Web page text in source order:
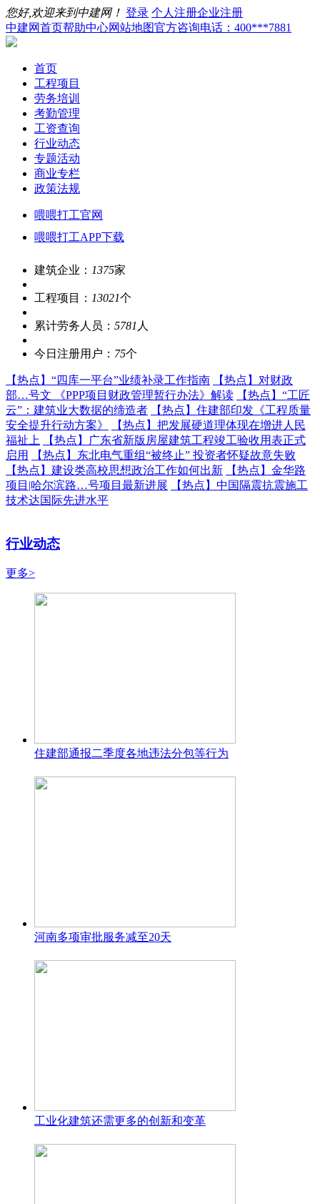
您好,欢迎来到中建网！ 登录 个人注册企业注册
中建网首页帮助中心网站地图官方咨询电话：400***7881
首页
工程项目
劳务培训
考勤管理
工资查询
行业动态
专题活动
商业专栏
政策法规
喂喂打工官网
喂喂打工APP下载
建筑企业： 1375家
工程项目： 13021个
累计劳务人员： 5781 人
今日注册用户： 75个
【热点】 “四库一平台”业绩补录工作指南 【热点】 对财政
部…号文 《PPP项目财政管理暂行办法》解读
【热点】 “工匠
云”：建筑业大数据的缔造者
【热点】 住建部印发《工程质量
安全提升行动方案》
【热点】 把发展硬道理体现在增进人民
福祉上
【热点】
广东省新版房屋建筑工程竣工验收用表正式
启用
【热点】 东北电气重组“被终止” 投资者怀疑故意失败
【热点】 建设类高校思想政治工作如何出新 【热点】 金华路
项目|哈尔滨路…号项目最新进展
【热点】 中国隔震抗震施工
技术达国际先进水平
行业动态
更多>
住建部通报二季度各地违法分包等行为
河南多项审批服务减至20天
工业化建筑还需更多的创新和变革